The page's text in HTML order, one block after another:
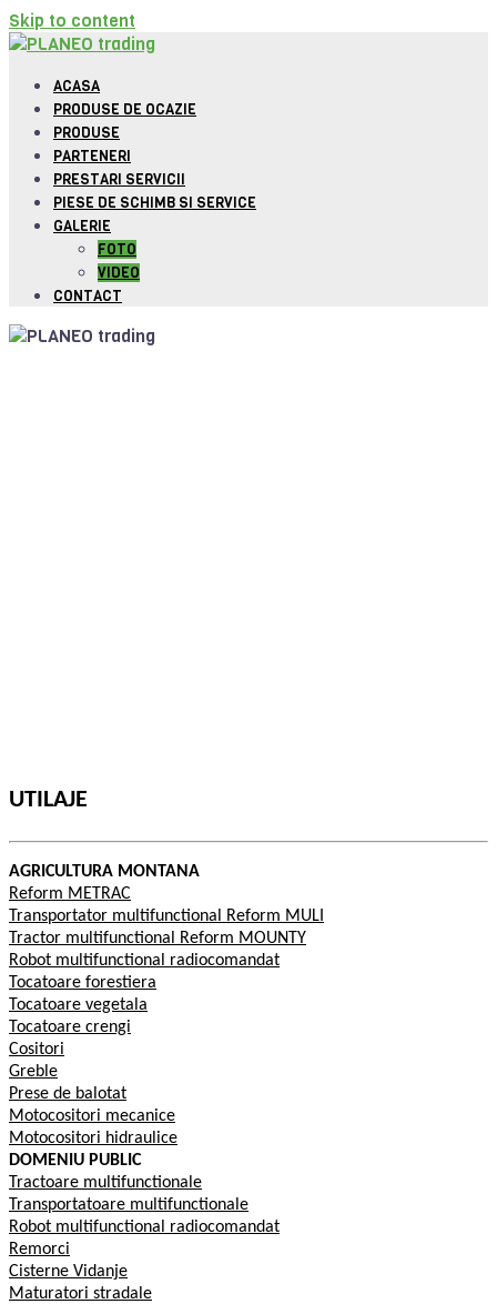
Skip to content
ACASA
PRODUSE DE OCAZIE
PRODUSE
PARTENERI
PRESTARI SERVICII
PIESE DE SCHIMB SI SERVICE
GALERIE
FOTO
VIDEO
CONTACT
UTILAJE
AGRICULTURA MONTANA
Reform METRAC
Transportator multifunctional Reform MULI
Tractor multifunctional Reform MOUNTY
Robot multifunctional radiocomandat
Tocatoare forestiera
Tocatoare vegetala
Tocatoare crengi
Cositori
Greble
Prese de balotat
Motocositori mecanice
Motocositori hidraulice
DOMENIU PUBLIC
Tractoare multifunctionale
Transportatoare multifunctionale
Robot multifunctional radiocomandat
Remorci
Cisterne Vidanje
Maturatori stradale